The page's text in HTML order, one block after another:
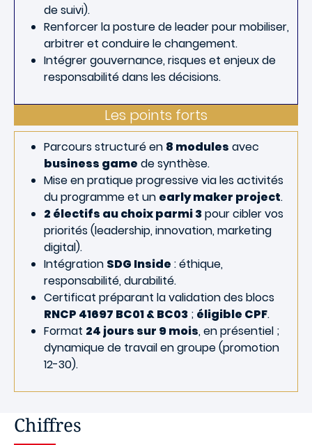
de suivi).
Renforcer la posture de leader pour mobiliser,
arbitrer et conduire le changement.
Intégrer gouvernance, risques et enjeux de
responsabilité dans les décisions.
Les points forts
Parcours structuré en 8 modules avec
business game de synthèse.
Mise en pratique progressive via les activités
du programme et un early maker project.
2 électifs au choix parmi 3pour cibler vos
priorités (leadership, innovation, marketing
digital).
Intégration SDG Inside : éthique,
responsabilité, durabilité.
Certificat préparant la validation des blocs
RNCP 41697 BC01 & BC03 ; éligible CPF.
Format 24 jours sur 9 mois, en présentiel ;
dynamique de travail en groupe (promotion
12-30).
Chiffres